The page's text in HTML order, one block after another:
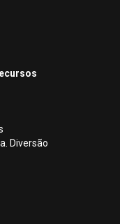
Diversão